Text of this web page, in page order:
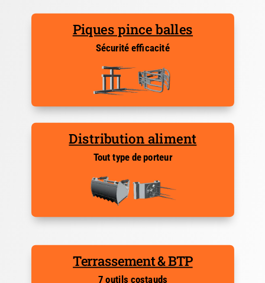
Piques pince balles
Sécurité efficacité
Distribution aliment
Tout type de porteur
Terrassement & BTP
7 outils costauds